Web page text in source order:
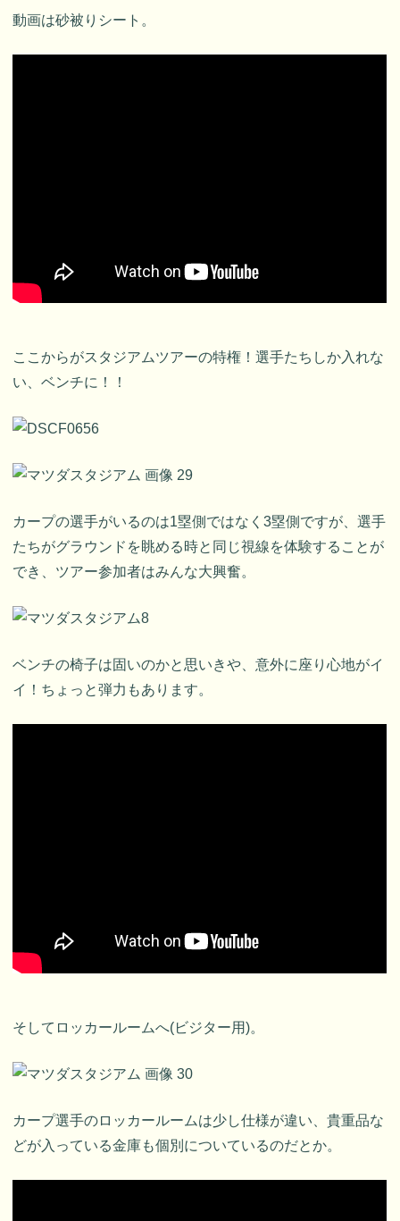
動画は砂被りシート。
ここからがスタジアムツアーの特権！選手たちしか入れな
い、ベンチに！！
カープの選手がいるのは1塁側ではなく3塁側ですが、選手
たちがグラウンドを眺める時と同じ視線を体験することが
でき、ツアー参加者はみんな大興奮。
ベンチの椅子は固いのかと思いきや、意外に座り心地がイ
イ！ちょっと弾力もあります。
そしてロッカールームへ(ビジター用)。
カープ選手のロッカールームは少し仕様が違い、貴重品な
どが入っている金庫も個別についているのだとか。